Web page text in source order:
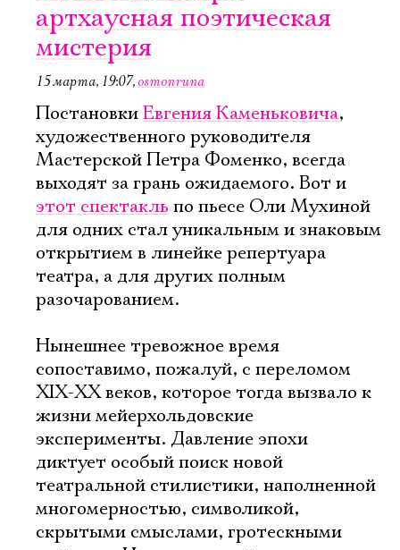
артхаусная поэтическая
мистерия
15 марта, 19:07, osmonruna
ПостановкиЕвгения Каменьковича,
художественного руководителя
Мастерской Петра Фоменко, всегда
выходят за грань ожидаемого. Вот и
этот спектакль по пьесе Оли Мухиной
для одних стал уникальным и знаковым
открытием в линейке репертуара
театра, а для других полным
разочарованием.
Нынешнее тревожное время
сопоставимо, пожалуй, с переломом
XIX-XX веков, которое тогда вызвало к
жизни мейерхольдовские
эксперименты. Давление эпохи
диктует особый поиск новой
театральной стилистики, наполненной
многомерностью, символикой,
скрытыми смыслами, гротескными